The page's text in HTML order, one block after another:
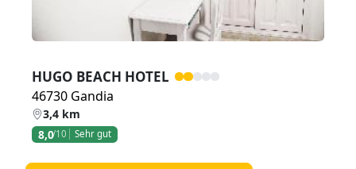
HUGO BEACH HOTEL
46730 Gandia
3,4 km
8,0/10 Sehr gut